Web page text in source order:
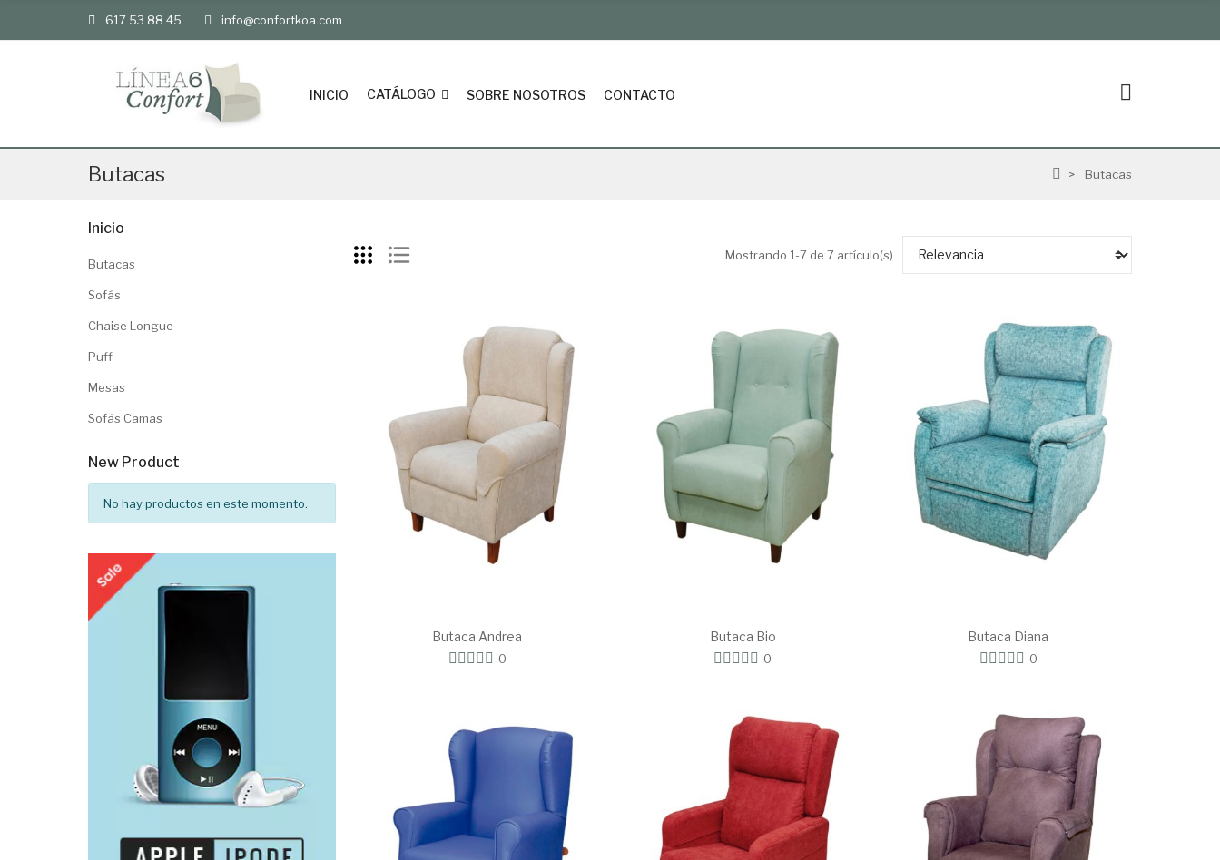
617 53 88 45 info@confortkoa.com
INICIO CATÁLOGO SOBRE NOSOTROS CONTACTO
Butacas Butacas
Inicio
Butacas
Sofás
Chaise Longue
Puff
Mesas
Sofás Camas
New Product
No hay productos en este momento.
Mostrando 1-7 de 7 artículo(s)
Butaca Andrea
0
Butaca Bio
0
Butaca Diana
0